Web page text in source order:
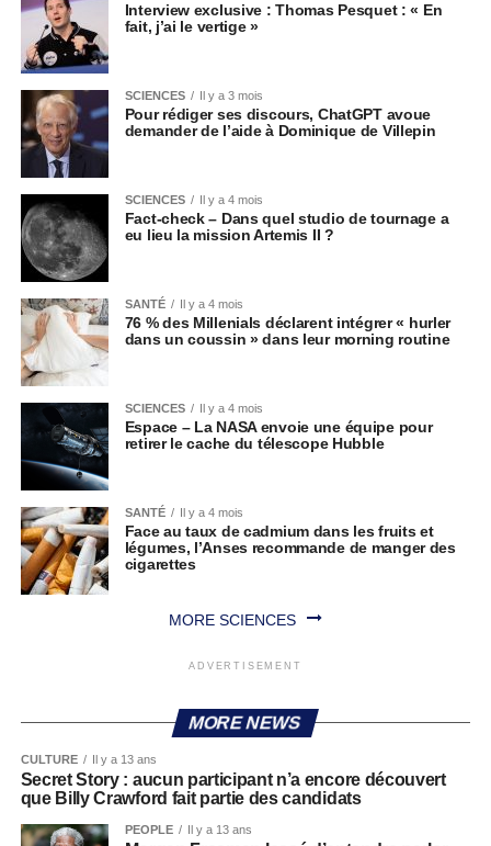
Interview exclusive : Thomas Pesquet : « En
fait, j’ai le vertige »
SCIENCES Il y a 3 mois
Pour rédiger ses discours, ChatGPT avoue
demander de l’aide à Dominique de Villepin
SCIENCES Il y a 4 mois
Fact-check – Dans quel studio de tournage a
eu lieu la mission Artemis II ?
SANTÉ Il y a 4 mois
76 % des Millenials déclarent intégrer « hurler
dans un coussin » dans leur morning routine
SCIENCES Il y a 4 mois
Espace – La NASA envoie une équipe pour
retirer le cache du télescope Hubble
SANTÉ Il y a 4 mois
Face au taux de cadmium dans les fruits et
légumes, l’Anses recommande de manger des
cigarettes
MORE SCIENCES
ADVERTISEMENT
MORE NEWS
CULTURE Il y a 13 ans
Secret Story : aucun participant n’a encore découvert
que Billy Crawford fait partie des candidats
PEOPLE Il y a 13 ans